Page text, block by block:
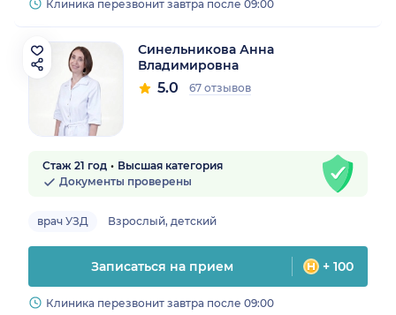
Клиника перезвонит завтра после 09:00
Синельникова Анна
Владимировна
5.0 67 отзывов
Стаж 21 год
Высшая категория
Документы проверены
врач УЗД Взрослый, детский
Записаться на прием + 100
Клиника перезвонит завтра после 09:00